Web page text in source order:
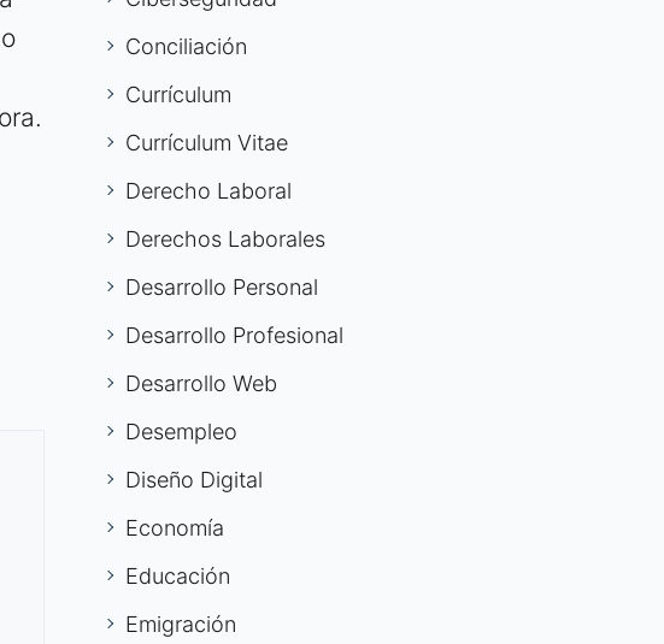
Conciliación
Currículum
Currículum Vitae
Derecho Laboral
Derechos Laborales
Desarrollo Personal
Desarrollo Profesional
Desarrollo Web
Desempleo
Diseño Digital
Economía
Educación
Emigración